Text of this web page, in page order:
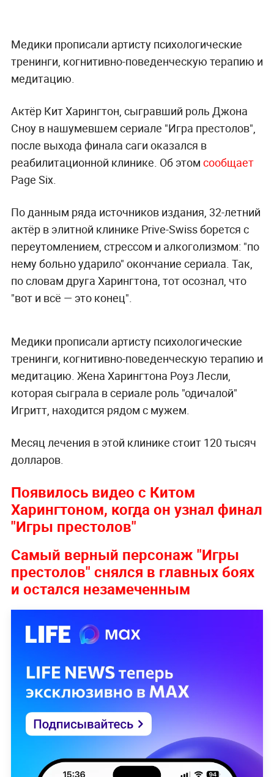
Медики прописали артисту психологические
тренинги, когнитивно-поведенческую терапию и
медитацию.
Актёр Кит Харингтон, сыгравший роль Джона
Сноу в нашумевшем сериале "Игра престолов",
после выхода финала саги оказался в
реабилитационной клинике. Об этом сообщает
Page Six.
По данным ряда источников издания, 32-летний
актёр в элитной клинике Prive-Swiss борется с
переутомлением, стрессом и алкоголизмом: "по
нему больно ударило" окончание сериала. Так,
по словам друга Харингтона, тот осознал, что
"вот и всё — это конец".
Медики прописали артисту психологические
тренинги, когнитивно-поведенческую терапию и
медитацию. Жена Харингтона Роуз Лесли,
которая сыграла в сериале роль "одичалой"
Игритт, находится рядом с мужем.
Месяц лечения в этой клинике стоит 120 тысяч
долларов.
Появилось видео с Китом
Харингтоном, когда он узнал финал
"Игры престолов"
Самый верный персонаж "Игры
престолов" снялся в главных боях
и остался незамеченным